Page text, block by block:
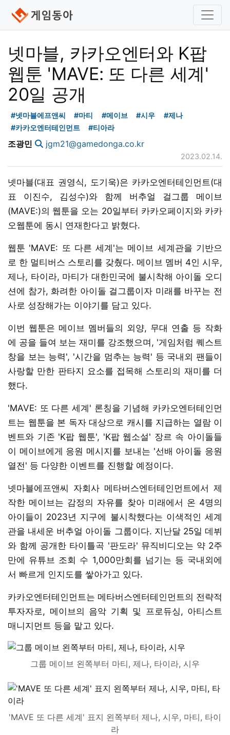
넷마블, 카카오엔터와 K팝
웹툰 'MAVE: 또 다른 세계'
20일 공개
#넷마블에프앤씨 #마티 #메이브 #시우
#제나
#카카오엔터테인먼트
#티아라
조광민 jgm21@gamedonga.co.kr
2023.02.14.
넷마블(대표 권영식, 도기욱)은 카카오엔터테인먼트(대
표 이진수, 김성수)와 함께 버추얼 걸그룹 메이브
(MAVE:)의 웹툰을 오는 20일부터 카카오페이지와 카카
오웹툰에 동시 연재한다고 밝혔다.
웹툰 'MAVE: 또 다른 세계'는 메이브 세계관을 기반으
로 한 멀티버스 스토리를 갖췄다. 메이브 멤버 4인 시우,
제나, 타이라, 마티가 대한민국에 불시착해 아이돌 오디
션에 참가, 화려한 아이돌 걸그룹이자 미래를 바꾸는 전
사로 성장해가는 이야기를 담고 있다.
이번 웹툰은 메이브 멤버들의 외양, 무대 연출 등 작화
에 공을 들여 보는 재미를 강조했으며, '게임처럼 퀘스트
창을 보는 능력', '시간을 멈추는 능력' 등 국내외 팬들이
사랑할 만한 판타지 요소를 접목해 스토리의 재미를 더
했다.
'MAVE: 또 다른 세계' 론칭을 기념해 카카오엔터테인먼
트는 웹툰을 본 독자 대상으로 캐시를 지급하는 열람 이
벤트와 기존 'K팝 웹툰', 'K팝 웹소설' 장르 속 아이돌들
이 메이브에게 응원 메시지를 보내는 '선배 아이돌 응원
열전' 등 다양한 이벤트를 진행할 예정이다.
넷마블에프앤씨 자회사 메타버스엔터테인먼트에서 제
작한 메이브는 감정의 자유를 찾아 미래에서 온 4명의
아이들이 2023년 지구에 불시착했다는 이색적인 세계
관을 내세운 버추얼 아이돌 그룹이다. 지난달 25일 데뷔
와 함께 공개한 타이틀곡 '판도라' 뮤직비디오는 약 2주
만에 유튜브 조회 수 1,000만회를 넘기는 등 국내외에
서 빠르게 인지도를 쌓아가고 있다.
카카오엔터테인먼트는 메타버스엔터테인먼트의 전략적
투자자로, 메이브의 음악 기획 및 프로듀싱, 아티스트
매니지먼트 등을 맡고 있다.
그룹 메이브 왼쪽부터 마티, 제나, 타이라, 시우
'MAVE 또 다른 세계' 표지 왼쪽부터 제나, 시우, 마티, 타이
라